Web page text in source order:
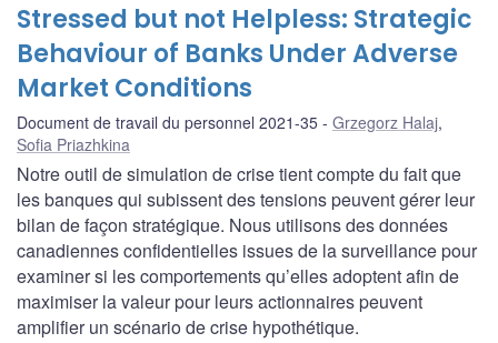
Stressed but not Helpless: Strategic
Behaviour of Banks Under Adverse
Market Conditions
Document de travail du personnel 2021-35 Grzegorz Halaj,
Sofia Priazhkina
Notre outil de simulation de crise tient compte du fait que
les banques qui subissent des tensions peuvent gérer leur
bilan de façon stratégique. Nous utilisons des données
canadiennes confidentielles issues de la surveillance pour
examiner si les comportements qu’elles adoptent afin de
maximiser la valeur pour leurs actionnaires peuvent
amplifier un scénario de crise hypothétique.